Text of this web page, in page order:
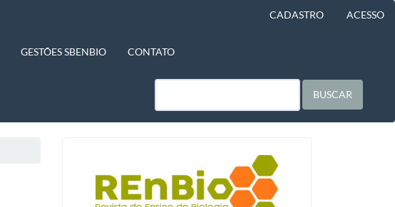
CADASTRO ACESSO
GESTÕES SBENBIO CONTATO
BUSCAR